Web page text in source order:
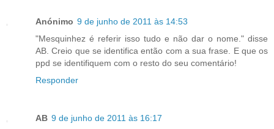
Anónimo 9 de junho de 2011 às 14:53
"Mesquinhez é referir isso tudo e não dar o nome." disse
AB. Creio que se identifica então com a sua frase. E que os
ppd se identifiquem com o resto do seu comentário!
Responder
AB 9 de junho de 2011 às 16:17